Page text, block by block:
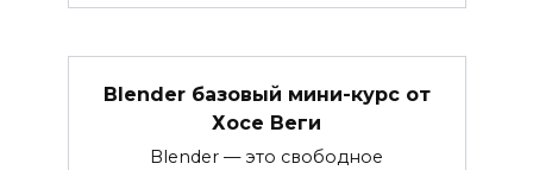
Blender базовый мини-курс от
Хосе Веги
Blender — это свободное